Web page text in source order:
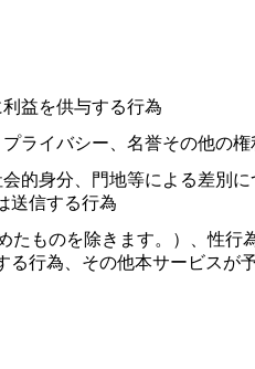
益を供与する行為
ライバシー、名誉その他の
的身分、門地等による差別
送信する行為
たものを除きます。）、性
行為、その他本サービス